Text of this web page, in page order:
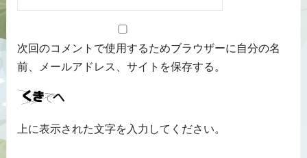
次回のコメントで使用するためブラウザーに自分の名
前、メールアドレス、サイトを保存する。
上に表示された文字を入力してください。